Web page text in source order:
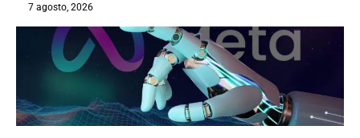
7 agosto, 2026